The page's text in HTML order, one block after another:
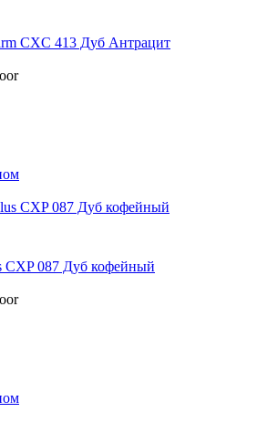
CXC 413 Дуб Антрацит
CXP 087 Дуб кофейный